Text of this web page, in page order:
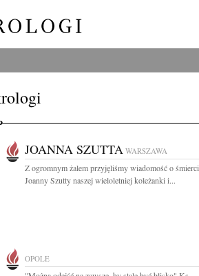
JOANNA SZUTTA WARSZAWA
Z ogromnym żalem przyjęliśmy wiadomość o śmierci
Joanny Szutty naszej wieloletniej koleżanki i...
OPOLE